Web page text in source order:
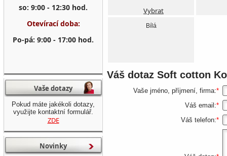
Vybrat
Bílá
Váš dotaz Soft cotton
Vaše jméno, příjmení, firma:*
Váš email:*
Váš telefon:*
so: 9:00 - 12:30 hod.
Otevírací doba:
Po-pá: 9:00 - 17:00 hod.
Vaše dotazy
Pokud máte jakékoli dotazy,
využijte kontaktní formulář.
ZDE
Novinky